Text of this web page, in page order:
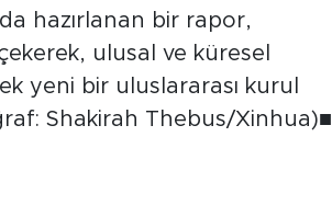
hazırlanan bir rapor,
ulusal ve küresel
yeni bir uluslararası kurul
Shakirah Thebus/Xinhua)■